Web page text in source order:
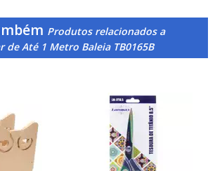
Produtos relacionados a
de Até 1 Metro Baleia TB0165B